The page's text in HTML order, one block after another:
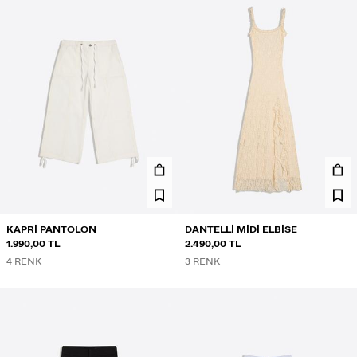
KAPRI PANTOLON
1.990,00 TL
4 RENK
DANTELLI MIDI ELBISE
2.490,00 TL
3 RENK